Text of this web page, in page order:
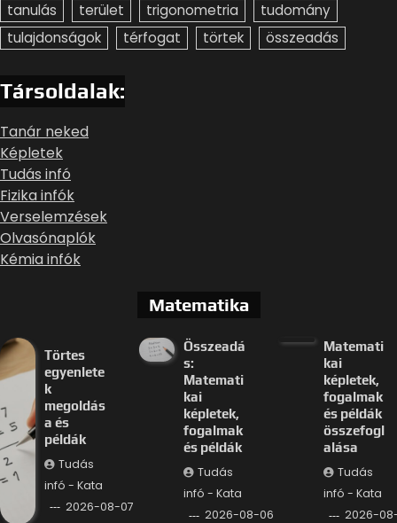
tanulás
terület trigonometria
tudomány
tulajdonságok
térfogat törtek összeadás
Társoldalak:
Tanár neked
Képletek
Tudás infó
Fizika infók
Verselemzések
Olvasónaplók
Kémia infók
Matematika
Törtes
egyenlete
k
megoldás
a és
példák
Tudás
infó - Kata
2026-08-07
Összeadá
s:
Matemati
kai
képletek,
fogalmak
és példák
Tudás
infó - Kata
2026-08-06
Matemati
kai
képletek,
fogalmak
és példák
összefogl
alása
Tudás
infó - Kata
2026-